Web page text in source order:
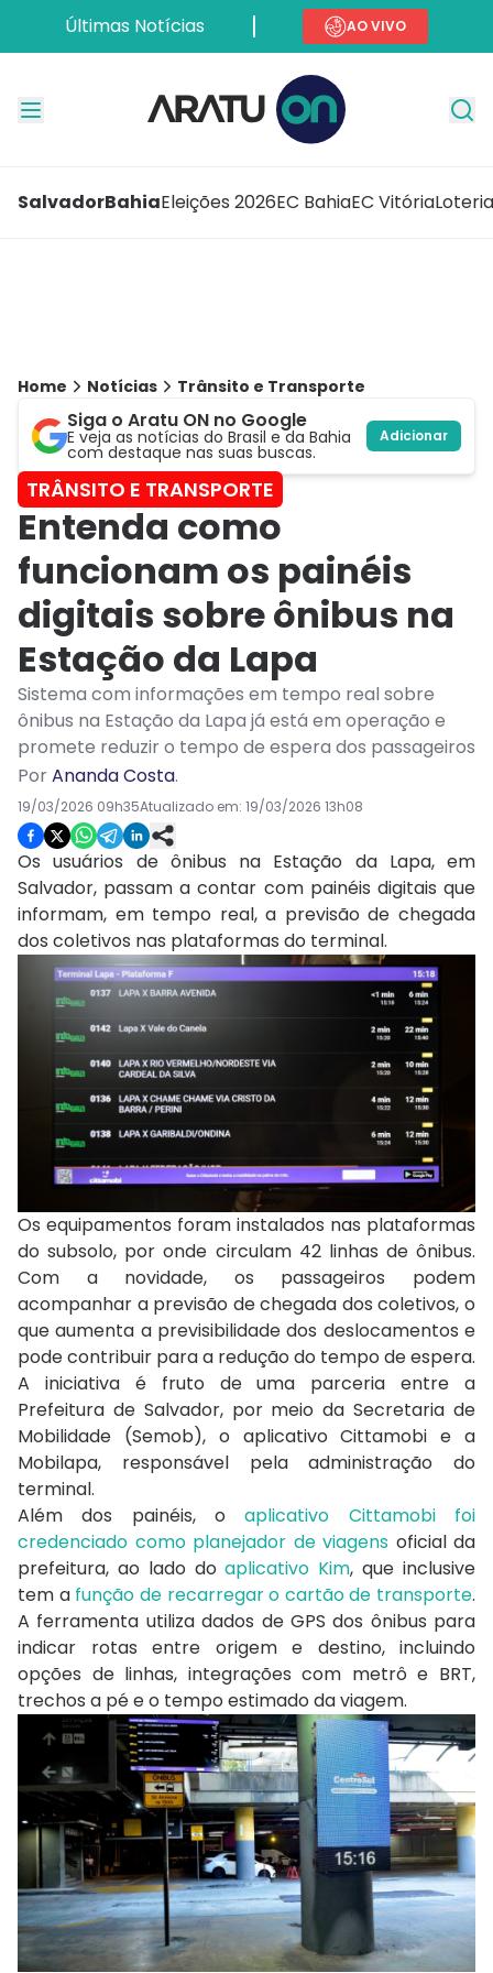
Últimas Notícias AO VIVO
SalvadorBahiaEleições 2026EC BahiaEC Vitória
Home Notícias Trânsito e Transporte
Siga o Aratu ON no Google
E veja as notícias do Brasil e da Bahia
com destaque nas suas buscas.
Adicionar
TRÂNSITO E TRANSPORTE
Entenda como
funcionam os painéis
digitais sobre ônibus na
Estação da Lapa
Sistema com informações em tempo real sobre
ônibus na Estação da Lapa já está em operação e
promete reduzir o tempo de espera dos passageiros
PorAnanda Costa.
19/03/2026 09h35Atualizado em: 19/03/2026 13h08
Os usuários de ônibus na Estação da Lapa, em
Salvador, passam a contar com painéis digitais que
informam, em tempo real, a previsão de chegada
dos coletivos nas plataformas do terminal.
Os equipamentos foram instalados nas plataformas
do subsolo, por onde circulam 42 linhas de ônibus.
Com a novidade, os passageiros podem
acompanhar a previsão de chegada dos coletivos, o
que aumenta a previsibilidade dos deslocamentos e
pode contribuir para a redução do tempo de espera.
A iniciativa é fruto de uma parceria entre a
Prefeitura de Salvador, por meio da Secretaria de
Mobilidade (Semob), o aplicativo Cittamobi e a
Mobilapa, responsável pela administração do
terminal.
Além dos painéis, oaplicativo Cittamobi foi
credenciado como planejador de viagens oficial da
prefeitura, ao lado doaplicativo Kim, que inclusive
tem afunção de recarregar o cartão de transporte.
A ferramenta utiliza dados de GPS dos ônibus para
indicar rotas entre origem e destino, incluindo
opções de linhas, integrações com metrô e BRT,
trechos a pé e o tempo estimado da viagem.